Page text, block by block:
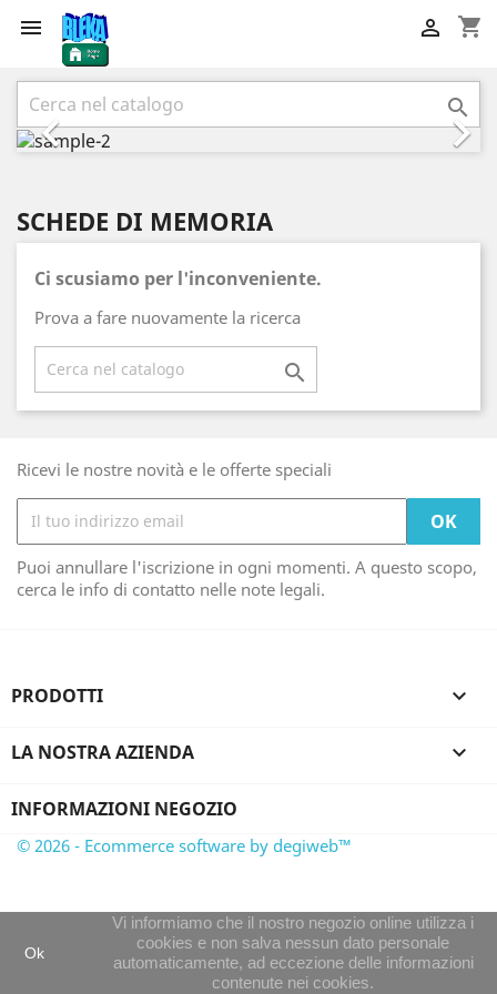
 shopping_cart



Precedente

SCHEDE DI MEMORIA
Ci scusiamo per l'inconveniente.
Prova a fare nuovamente la ricerca

Ricevi le nostre novità e le offerte speciali
Puoi annullare l'iscrizione in ogni momenti. A questo scopo,
cerca le info di contatto nelle note legali.
PRODOTTI 
LA NOSTRA AZIENDA 
INFORMAZIONI NEGOZIO
Ok
Vi informiamo che il nostro negozio online utilizza i
cookies e non salva nessun dato personale
automaticamente, ad eccezione delle informazioni
contenute nei cookies.
© 2026 - Ecommerce software by degiweb™